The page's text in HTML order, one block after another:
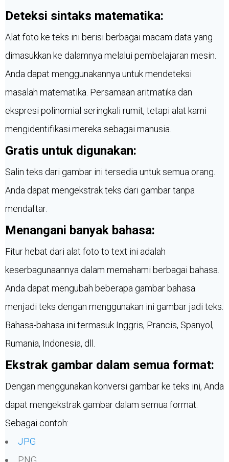
Deteksi sintaks matematika:
Alat foto ke teks ini berisi berbagai macam data yang
dimasukkan ke dalamnya melalui pembelajaran mesin.
Anda dapat menggunakannya untuk mendeteksi
masalah matematika. Persamaan aritmatika dan
ekspresi polinomial seringkali rumit, tetapi alat kami
mengidentifikasi mereka sebagai manusia.
Gratis untuk digunakan:
Salin teks dari gambar ini tersedia untuk semua orang.
Anda dapat mengekstrak teks dari gambar tanpa
mendaftar.
Menangani banyak bahasa:
Fitur hebat dari alat foto to text ini adalah
keserbagunaannya dalam memahami berbagai bahasa.
Anda dapat mengubah beberapa gambar bahasa
menjadi teks dengan menggunakan ini gambar jadi teks.
Bahasa-bahasa ini termasuk Inggris, Prancis, Spanyol,
Rumania, Indonesia, dll.
Ekstrak gambar dalam semua format:
Dengan menggunakan konversi gambar ke teks ini, Anda
dapat mengekstrak gambar dalam semua format.
Sebagai contoh:
JPG
PNG